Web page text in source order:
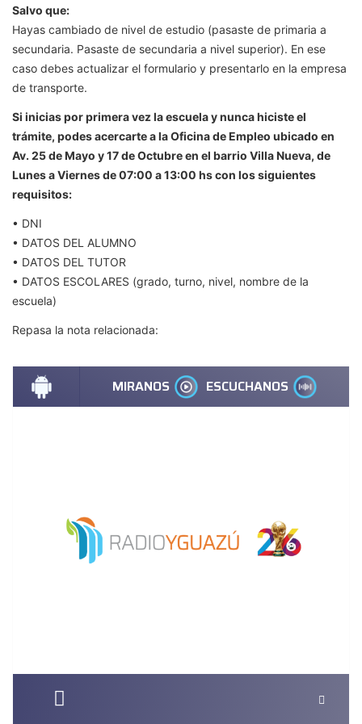
Salvo que:
Hayas cambiado de nivel de estudio (pasaste de primaria a
secundaria. Pasaste de secundaria a nivel superior). En ese
caso debes actualizar el formulario y presentarlo en la empresa
de transporte.
Si inicias por primera vez la escuela y nunca hiciste el
trámite, podes acercarte a la Oficina de Empleo ubicado en
Av. 25 de Mayo y 17 de Octubre en el barrio Villa Nueva, de
Lunes a Viernes de 07:00 a 13:00 hs con los siguientes
requisitos:
• DNI
• DATOS DEL ALUMNO
• DATOS DEL TUTOR
• DATOS ESCOLARES (grado, turno, nivel, nombre de la
escuela)
Repasa la nota relacionada: